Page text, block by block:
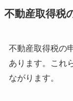
不動産取得税
不動産取得税の
あります。これ
ながります。